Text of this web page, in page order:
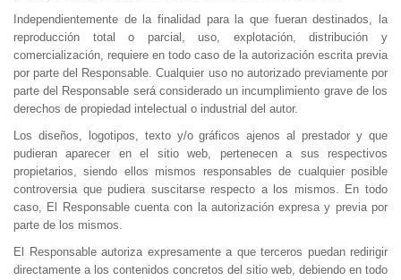
Independientemente de la finalidad para la que fueran destinados, la
reproducción total o parcial, uso, explotación, distribución y
comercialización, requiere en todo caso de la autorización escrita previa
por parte del Responsable. Cualquier uso no autorizado previamente por
parte del Responsable será considerado un incumplimiento grave de los
derechos de propiedad intelectual o industrial del autor.
Los diseños, logotipos, texto y/o gráficos ajenos al prestador y que
pudieran aparecer en el sitio web, pertenecen a sus respectivos
propietarios, siendo ellos mismos responsables de cualquier posible
controversia que pudiera suscitarse respecto a los mismos. En todo
caso, El Responsable cuenta con la autorización expresa y previa por
parte de los mismos.
El Responsable autoriza expresamente a que terceros puedan redirigir
directamente a los contenidos concretos del sitio web, debiendo en todo